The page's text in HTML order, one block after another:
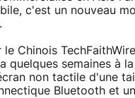
c'est un nouveau
Chinois
quelques semaines à
non tactile d'une
Bluetooth et